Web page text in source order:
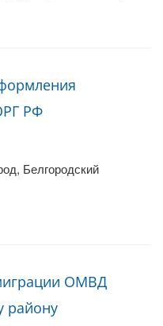
РФ
Белгородский
ОМВД
району